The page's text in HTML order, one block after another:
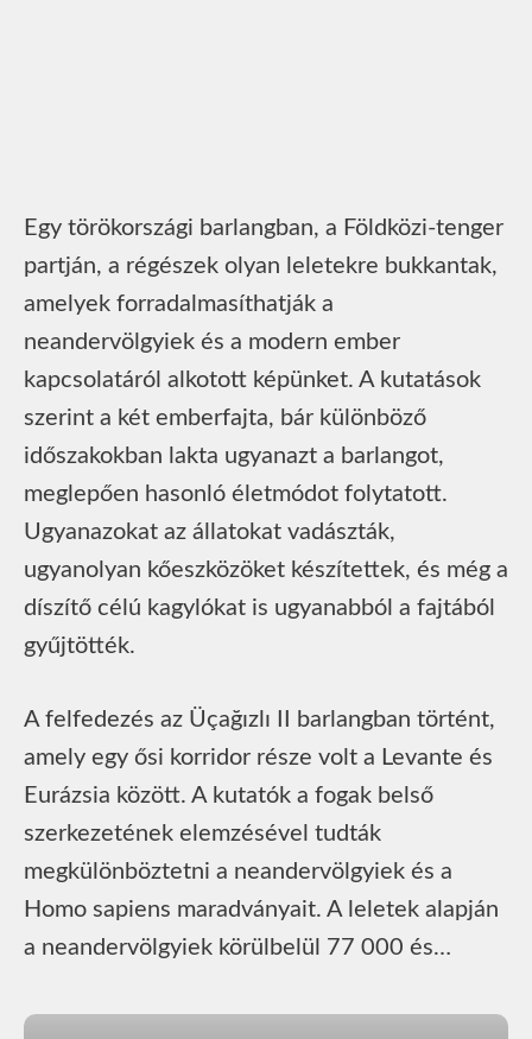
Egy törökországi barlangban, a Földközi-tenger
partján, a régészek olyan leletekre bukkantak,
amelyek forradalmasíthatják a
neandervölgyiek és a modern ember
kapcsolatáról alkotott képünket. A kutatások
szerint a két emberfajta, bár különböző
időszakokban lakta ugyanazt a barlangot,
meglepően hasonló életmódot folytatott.
Ugyanazokat az állatokat vadászták,
ugyanolyan kőeszközöket készítettek, és még a
díszítő célú kagylókat is ugyanabból a fajtából
gyűjtötték.
A felfedezés az Üçağızlı II barlangban történt,
amely egy ősi korridor része volt a Levante és
Eurázsia között. A kutatók a fogak belső
szerkezetének elemzésével tudták
megkülönböztetni a neandervölgyiek és a
Homo sapiens maradványait. A leletek alapján
a neandervölgyiek körülbelül 77 000 és…